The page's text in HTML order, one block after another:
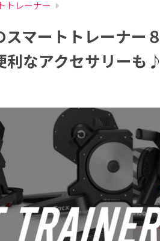
トレーナー
マートトレーナー
利なアクセサリーも♪